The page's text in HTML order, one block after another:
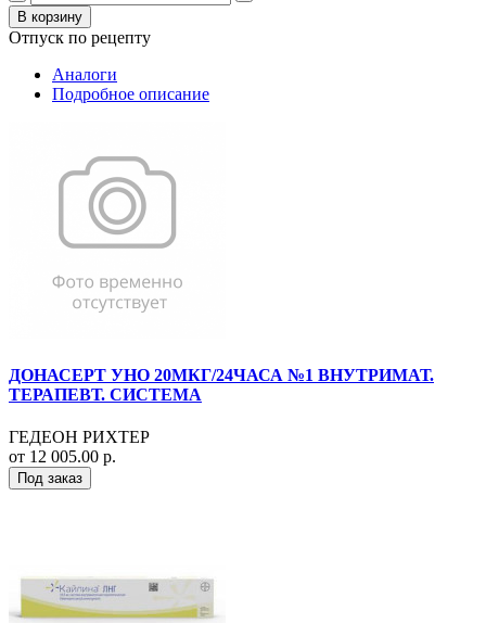
В корзину
Отпуск по рецепту
Аналоги
Подробное описание
ДОНАСЕРТ УНО 20МКГ/24ЧАСА №1 ВНУТРИМАТ.
ТЕРАПЕВТ. СИСТЕМА
ГЕДЕОН РИХТЕР
от 12 005.00 р.
Под заказ